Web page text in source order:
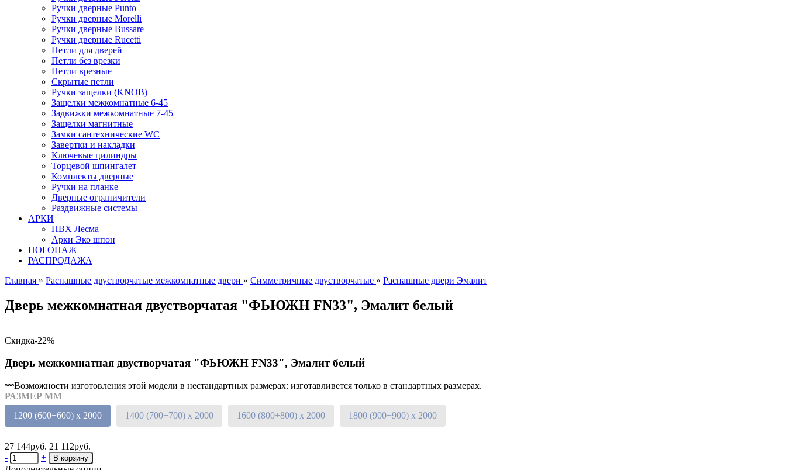
Ручки дверные Punto
Ручки дверные Morelli
Ручки дверные Bussare
Ручки дверные Rucetti
Петли для дверей
Петли без врезки
Петли врезные
Скрытые петли
Ручки защелки (KNOB)
Защелки межкомнатные 6-45
Задвижки межкомнатные 7-45
Защелки магнитные
Замки сантехнические WC
Завертки и накладки
Ключевые цилиндры
Торцевой шпингалет
Комплекты дверные
Ручки на планке
Дверные ограничители
Раздвижные системы
АРКИ
ПВХ Лесма
Арки Эко шпон
ПОГОНАЖ
РАСПРОДАЖА
Главная » Распашные двустворчатые межкомнатные двери » Симметричные двустворчатые » Распашные двери Эмалит
Дверь межкомнатная двустворчатая "ФЬЮЖН FN33", Эмалит белый
Скидка-22%
Дверь межкомнатная двустворчатая "ФЬЮЖН FN33", Эмалит белый
Возможности изготовления этой модели в нестандартных размерах: изготавливется только в стандартных размерах.
РАЗМЕР ММ
1200 (600+600) х 2000
1400 (700+700) х 2000 1600 (800+800) х 2000 1800 (900+900) х 2000
27 144руб. 21 112руб.
-
+